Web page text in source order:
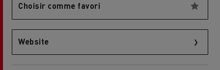
Choisir comme favori
Website